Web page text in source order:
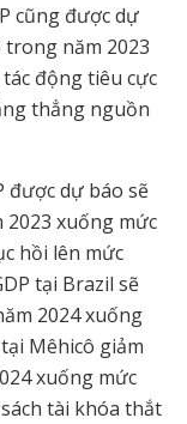
cũng được dự
trong năm 2023
động tiêu cực
thẳng nguồn
được dự báo sẽ
xuống mức
hồi lên mức
tại Brazil sẽ
2024 xuống
Mêhicô giảm
xuống mức
tài khóa thắt